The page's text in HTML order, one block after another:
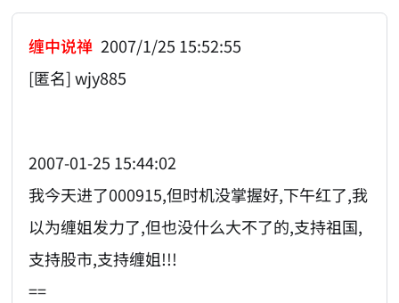
缠中说禅 2007/1/25 15:52:55
[匿名] wjy885
2007-01-25 15:44:02
我今天进了000915,但时机没掌握好,下午红了,我
以为缠姐发力了,但也没什么大不了的,支持祖国,
支持股市,支持缠姐!!!
==